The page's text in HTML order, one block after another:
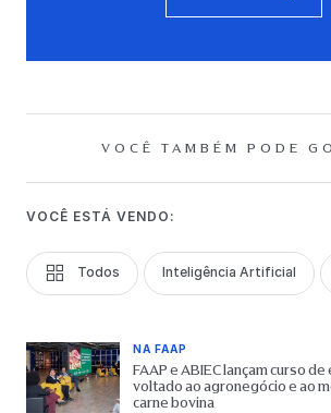
VOCÊ TAMBÉM PODE
VOCÊ ESTÁ VENDO:
Todos Inteligência Artificial
NA FAAP
FAAP e ABIEC lançam curso
voltado ao agronegócio e ao
carne bovina